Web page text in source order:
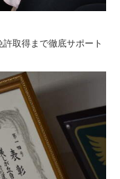
取得まで徹底サポート